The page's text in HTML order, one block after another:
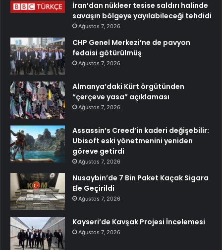
İran’dan nükleer tesise saldırı halinde
savaşın bölgeye yayılabileceği tehdidi
Ağustos 7, 2026
CHP Genel Merkezi’ne de pavyon
fedaisi götürülmüş
Ağustos 7, 2026
Almanya’daki Kürt örgütünden
“çerçeve yasa” açıklaması
Ağustos 7, 2026
Assassin’s Creed’in kaderi değişebilir:
Ubisoft eski yönetmenini yeniden
göreve getirdi
Ağustos 7, 2026
Nusaybin’de 7 Bin Paket Kaçak Sigara
Ele Geçirildi
Ağustos 7, 2026
Kayseri’de Kavşak Projesi İncelemesi
Ağustos 7, 2026